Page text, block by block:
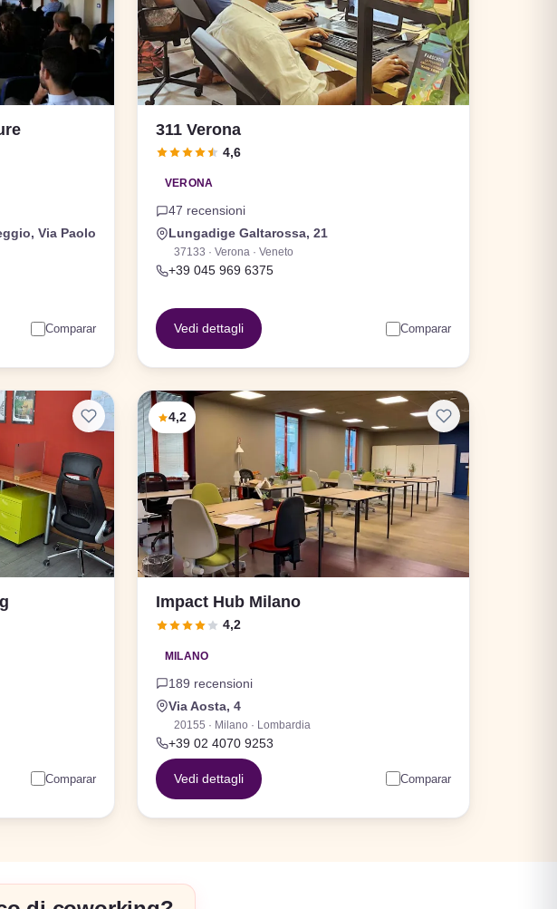
Via Paolo
Comparar
311 Verona
4,6
VERONA
47 recensioni
Lungadige Galtarossa, 21
37133 · Verona · Veneto
+39 045 969 6375
Vedi dettagli Comparar
Comparar
4,2
Impact Hub Milano
4,2
MILANO
189 recensioni
Via Aosta, 4
20155 · Milano · Lombardia
+39 02 4070 9253
Vedi dettagli Comparar